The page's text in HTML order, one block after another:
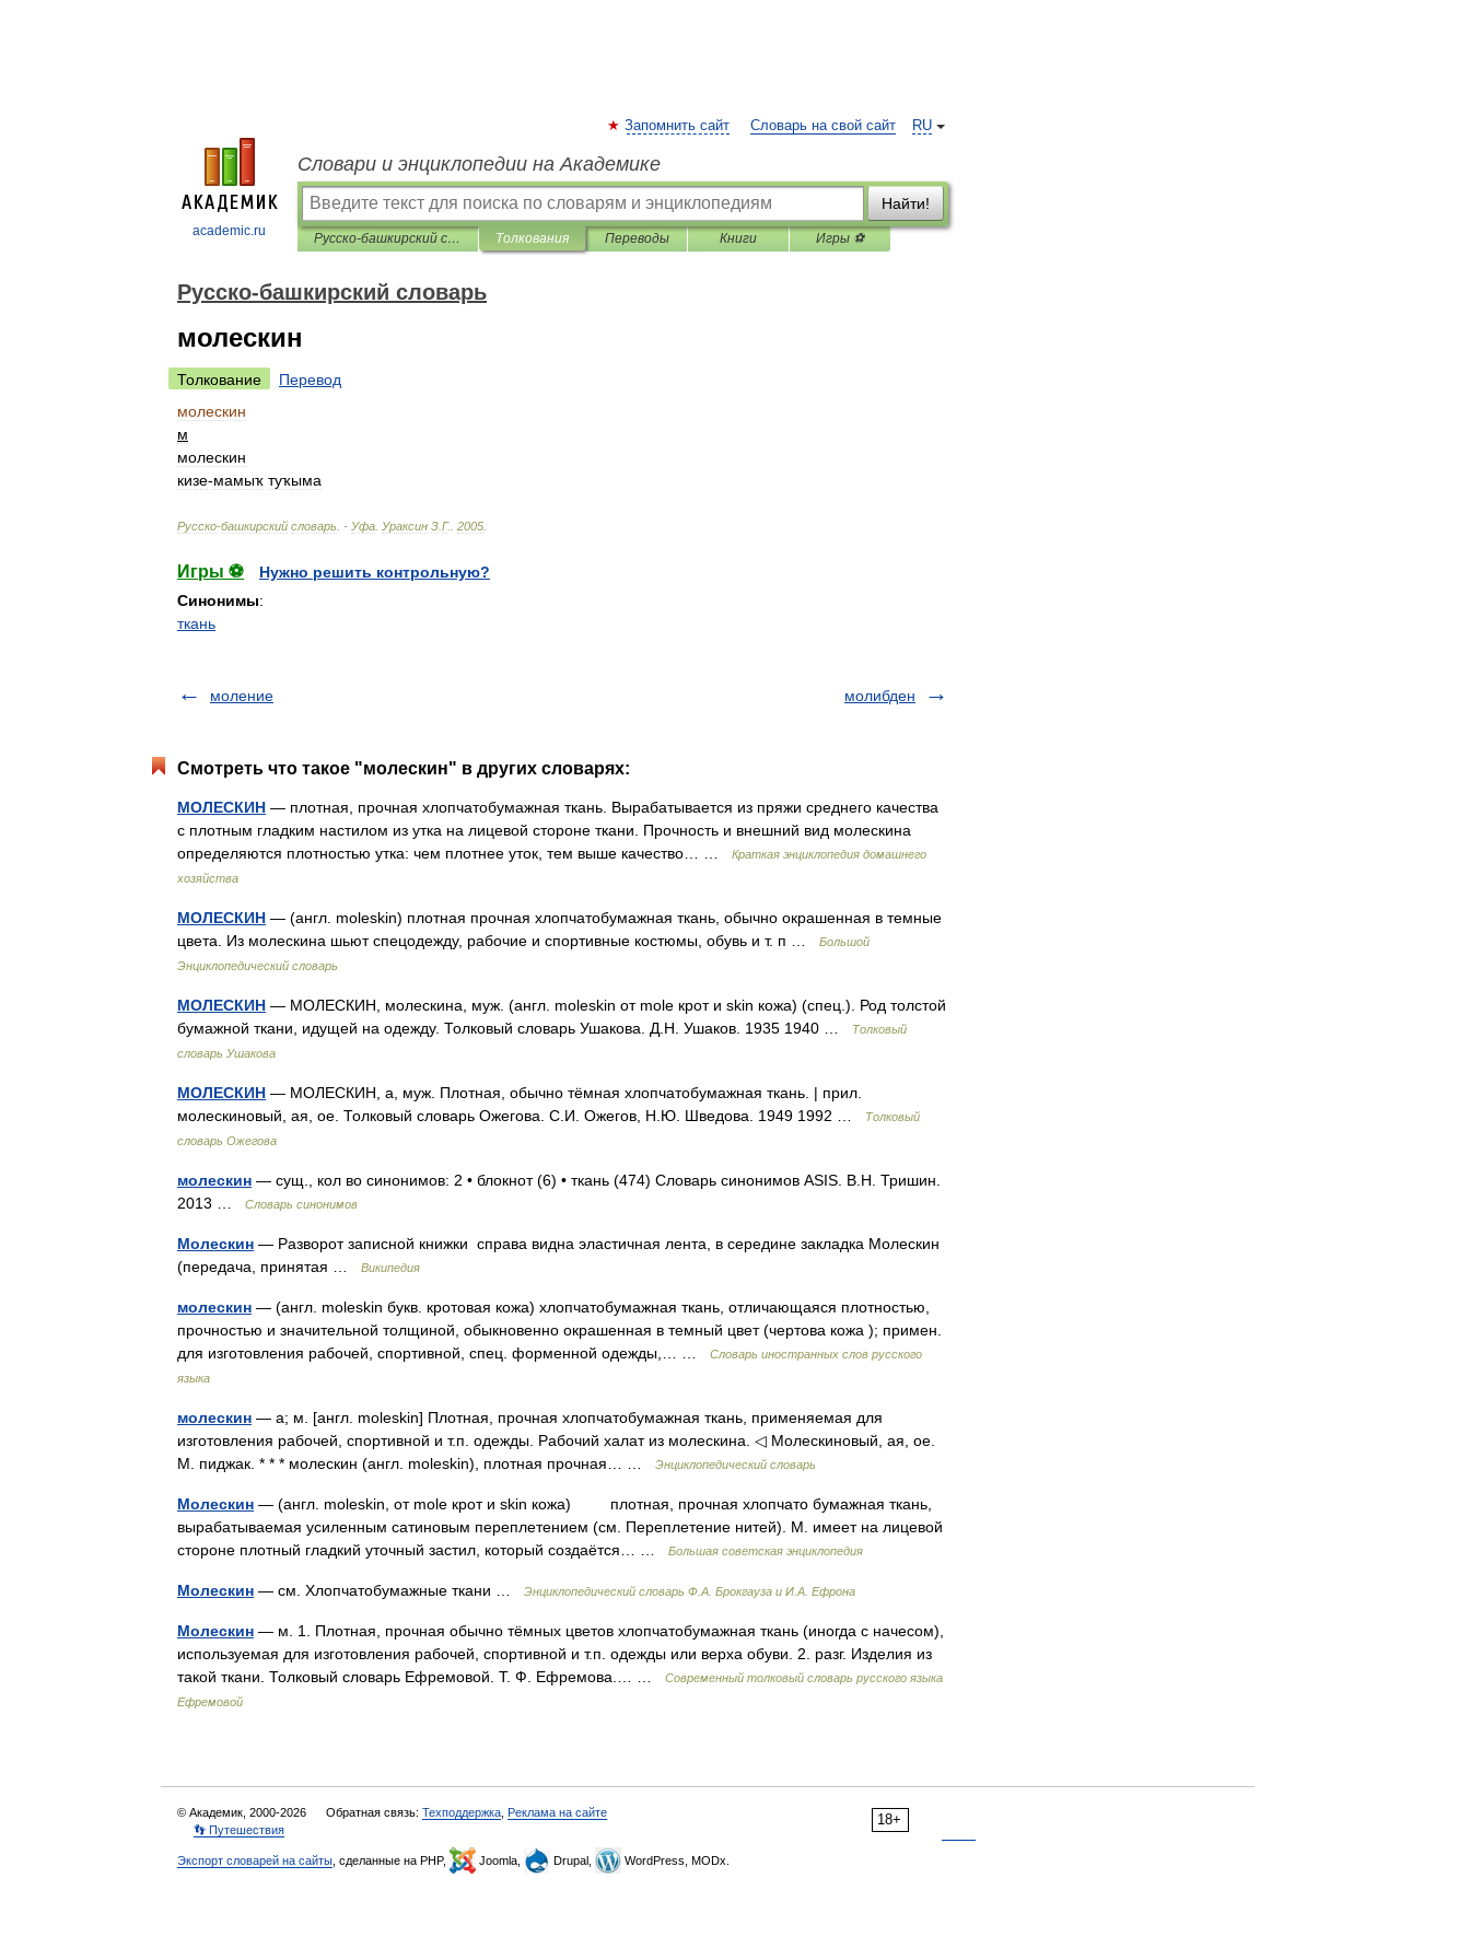
academic.ru
RU
Запомнить сайт Словарь на свой сайт
Словари и энциклопедии на Академике
Найти!
Русско-башкирский словарь Толкования Переводы Книги Игры ⚽
Русско-башкирский словарь
молескин
Толкование
Перевод
молескин
м
молескин
кизе-мамыҡ туҡыма
Русско-башкирский словарь . - Уфа Ураксин З Г. 2005
Игры ⚽
Нужно решить контрольную?
Синонимы:
ткань
моление молибден
Смотреть что такое "молескин" в других словарях:
МОЛЕСКИН — плотная, прочная хлопчатобумажная ткань. Вырабатывается из пряжи среднего качества
с плотным гладким настилом из утка на лицевой стороне ткани. Прочность и внешний вид молескина
определяются плотностью утка: чем плотнее уток, тем выше качество… …
Краткая энциклопедия домашнего
хозяйства
МОЛЕСКИН — (англ. moleskin) плотная прочная хлопчатобумажная ткань, обычно окрашенная в темные
цвета. Из молескина шьют спецодежду, рабочие и спортивные костюмы, обувь и т. п …
Большой
Энциклопедический словарь
МОЛЕСКИН — МОЛЕСКИН, молескина, муж. (англ. moleskin от mole крот и skin кожа) (спец.). Род толстой
бумажной ткани, идущей на одежду. Толковый словарь Ушакова. Д.Н. Ушаков. 1935 1940 …
Толковый
словарь Ушакова
МОЛЕСКИН — МОЛЕСКИН, а, муж. Плотная, обычно тёмная хлопчатобумажная ткань. | прил.
молескиновый, ая, ое. Толковый словарь Ожегова. С.И. Ожегов, Н.Ю. Шведова. 1949 1992 …
Толковый
словарь Ожегова
молескин — сущ., кол во синонимов: 2 • блокнот (6) • ткань (474) Словарь синонимов ASIS. В.Н. Тришин.
2013 …
Словарь синонимов
Молескин — Разворот записной книжки справа видна эластичная лента, в середине закладка Молескин
(передача, принятая …
Википедия
молескин — (англ. moleskin букв. кротовая кожа) хлопчатобумажная ткань, отличающаяся плотностью,
прочностью и значительной толщиной, обыкновенно окрашенная в темный цвет (чертова кожа ); примен.
для изготовления рабочей, спортивной, спец. форменной одежды,… …
Словарь иностранных слов русского
языка
молескин — а; м. [англ. moleskin] Плотная, прочная хлопчатобумажная ткань, применяемая для
изготовления рабочей, спортивной и т.п. одежды. Рабочий халат из молескина. ◁ Молескиновый, ая, ое.
М. пиджак. * * * молескин (англ. moleskin), плотная прочная… …
Энциклопедический словарь
Молескин — (англ. moleskin, от mole крот и skin кожа) плотная, прочная хлопчато бумажная ткань,
вырабатываемая усиленным сатиновым переплетением (см. Переплетение нитей). М. имеет на лицевой
стороне плотный гладкий уточный застил, который создаётся… …
Большая советская энциклопедия
Молескин — см. Хлопчатобумажные ткани … Энциклопедический словарь Ф.А. Брокгауза и И.А. Ефрона
Молескин — м. 1. Плотная, прочная обычно тёмных цветов хлопчатобумажная ткань (иногда с начесом),
используемая для изготовления рабочей, спортивной и т.п. одежды или верха обуви. 2. разг. Изделия из
такой ткани. Толковый словарь Ефремовой. Т. Ф. Ефремова.… …
Современный толковый словарь русского языка
Ефремовой
18+
© Академик, 2000-2026 Обратная связь: Техподдержка Реклама на сайте
👣 Путешествия
Экспорт словарей на сайты , сделанные на PHP, Joomla, Drupal, WordPress, MODx.